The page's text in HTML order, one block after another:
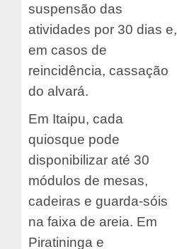
suspensão das
atividades por 30 dias e,
em casos de
reincidência, cassação
do alvará.
Em Itaipu, cada
quiosque pode
disponibilizar até 30
módulos de mesas,
cadeiras e guarda-sóis
na faixa de areia. Em
Piratininga e